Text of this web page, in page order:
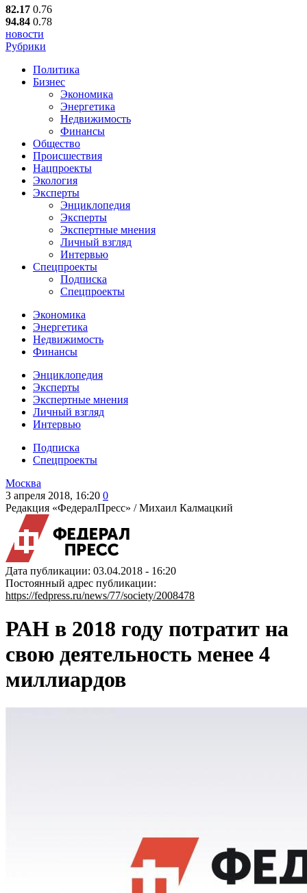
82.17 0.76
94.84 0.78
новости
Рубрики
Политика
Бизнес
Экономика
Энергетика
Недвижимость
Финансы
Общество
Происшествия
Нацпроекты
Экология
Эксперты
Энциклопедия
Эксперты
Экспертные мнения
Личный взгляд
Интервью
Спецпроекты
Подписка
Спецпроекты
Экономика
Энергетика
Недвижимость
Финансы
Энциклопедия
Эксперты
Экспертные мнения
Личный взгляд
Интервью
Подписка
Спецпроекты
Москва
3 апреля 2018, 16:20 0
Редакция «ФедералПресс» /Михаил Калмацкий
Дата публикации: 03.04.2018 - 16:20
Постоянный адрес публикации:
https://fedpress.ru/news/77/society/2008478
РАН в 2018 году потратит на
свою деятельность менее 4
миллиардов